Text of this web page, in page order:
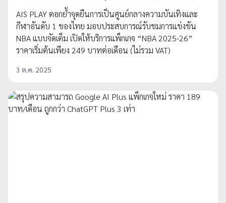
AIS PLAY ตอกย้ำจุดยืนการเป็นศูนย์กลางความบันเทิงและ
กีฬาอันดับ 1 ของไทย มอบประสบการณ์รับชมการแข่งขัน
NBA แบบจัดเต็ม เปิดให้บริการแพ็กเกจ “NBA 2025-26”
ราคาเริ่มต้นเพียง 249 บาทต่อเดือน (ไม่รวม VAT)
3 ต.ค. 2025